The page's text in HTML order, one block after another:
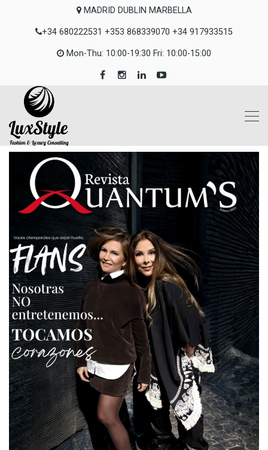
MADRID DUBLIN MARBELLA
+34 680222531 +353 868339070 +34 917933515
Mon-Thu: 10:00-19:30 Fri: 10:00-15:00